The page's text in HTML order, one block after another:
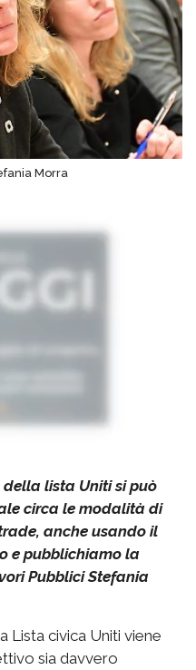
Morra
lista Uniti si può
circa le modalità di
anche usando il
e pubblichiamo la
Pubblici Stefania
Lista civica Uniti viene
sia davvero